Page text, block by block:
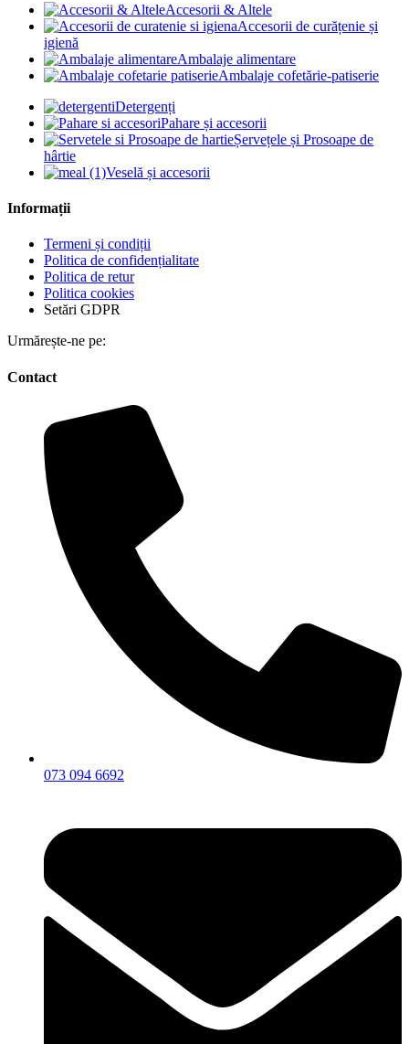
Accesorii & Altele
Accesorii de curățenie și
igienă
Ambalaje alimentare
Ambalaje cofetărie-patiserie
Detergenți
Pahare și accesorii
Șervețele și Prosoape de
hârtie
Veselă și accesorii
Informații
Termeni și condiții
Politica de confidențialitate
Politica de retur
Politica cookies
Setări GDPR
Urmărește-ne pe:
Contact
073 094 6692